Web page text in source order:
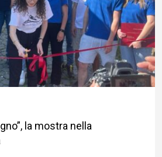
la mostra nella